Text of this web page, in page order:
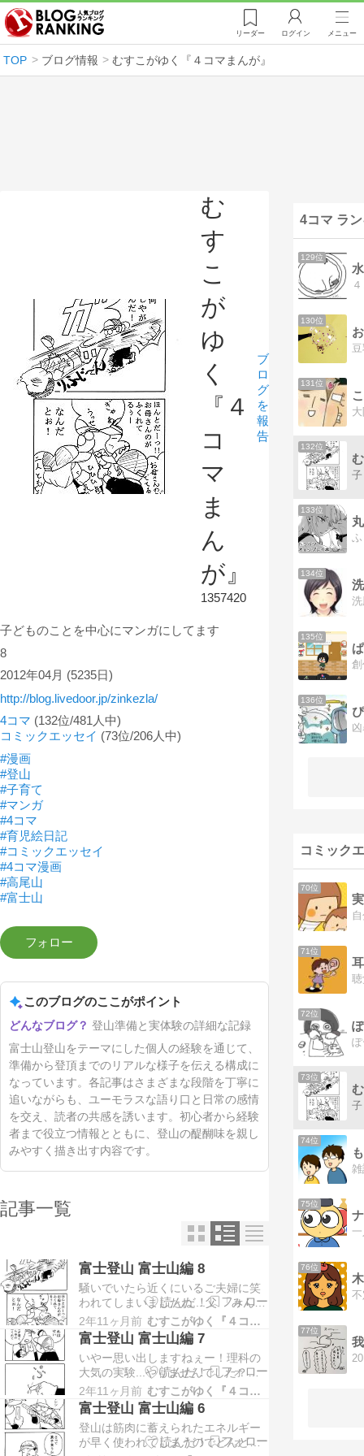
リーダー ログイン メニュー
TOP ブログ情報 むすこがゆく『４コマまんが』
む
す
こ
が
ゆ
く
『４
コ
マ
ま
ん
が』
1357420
ブ
ロ
グ
を
報
告
子どものことを中心にマンガにしてます
8
2012年04月 (5235日)
http://blog.livedoor.jp/zinkezla/
4コマ (132位/481人中)
コミックエッセイ (73位/206人中)
#漫画
#登山
#子育て
#マンガ
#4コマ
#育児絵日記
#コミックエッセイ
#4コマ漫画
#高尾山
#富士山
このブログのここがポイント
登山準備と実体験の詳細な記録
富士山登山をテーマにした個人の経験を通じて、
準備から登頂までのリアルな様子を伝える構成に
なっています。各記事はさまざまな段階を丁寧に
追いながらも、ユーモラスな語り口と日常の感情
を交え、読者の共感を誘います。初心者から経験
者まで役立つ情報とともに、登山の醍醐味を親し
みやすく描き出す内容です。
記事一覧
富士登山 富士山編 8
騒いでいたら近くにいるご夫婦に笑
われてしまいましたね....父 「みんな
膨れるんだよ、山に登ると。。そん
で下山すると痩せるんだ」むすこ
「それは運動したから、やせただけ
なんじゃ？」父 「むっ..... 」 高尾山
編を最初から読む方は こちら → 富
士登山 高尾山編 １ 富士登山 …
2年11ヶ月前 むすこがゆく『４コマまんが』
富士登山 富士山編 7
いやー思い出しますねぇー！理科の
大気の実験...やりませんでした？空
き缶を使ったやつ下山したらヘコむ
かしら....腹が 高尾山編を最初から読
む方は こちら → 富士登山 高尾山編
１ 富士登山 最初から読む方はこちら
→ 富士登山 準備編 １ ランキングに
2年11ヶ月前 むすこがゆく『４コマまんが』
富士登山 富士山編 6
登山は筋肉に蓄えられたエネルギー
が早く使われてしまうのでどんどん
4コマ ラ
129位
130位
131位
132位
133位
134位
135位
136位
コミック
70位
71位
72位
73位
74位
75位
76位
77位